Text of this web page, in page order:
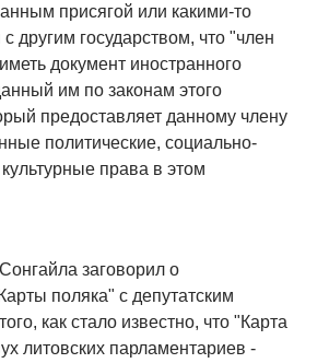
присягой или какими-то
другим государством, что "член
документ иностранного
им по законам этого
предоставляет данному члену
политические, социально-
права в этом
заговорил о
поляка" с депутатским
как стало известно, что "Карта
литовских парламентариев -